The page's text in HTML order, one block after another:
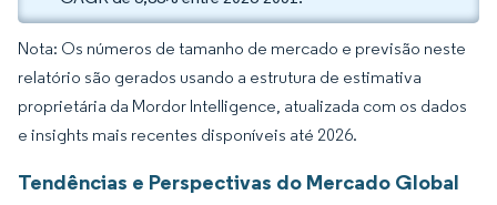
Nota: Os números de tamanho de mercado e previsão neste
relatório são gerados usando a estrutura de estimativa
proprietária da Mordor Intelligence, atualizada com os dados
e insights mais recentes disponíveis até 2026.
Tendências e Perspectivas do Mercado Global